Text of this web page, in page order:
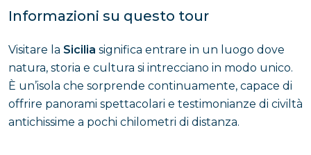
Informazioni su questo tour
Visitare la Sicilia significa entrare in un luogo dove
natura, storia e cultura si intrecciano in modo unico.
È un’isola che sorprende continuamente, capace di
offrire panorami spettacolari e testimonianze di civiltà
antichissime a pochi chilometri di distanza.